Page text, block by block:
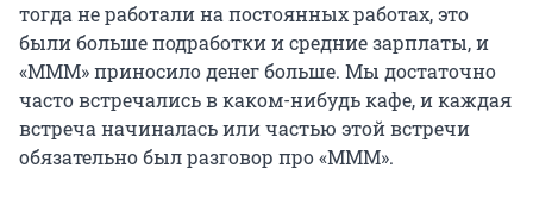
тогда не работали на постоянных работах, это
были больше подработки и средние зарплаты, и
«МММ» приносило денег больше. Мы достаточно
часто встречались в каком-нибудь кафе, и каждая
встреча начиналась или частью этой встречи
обязательно был разговор про «МММ».